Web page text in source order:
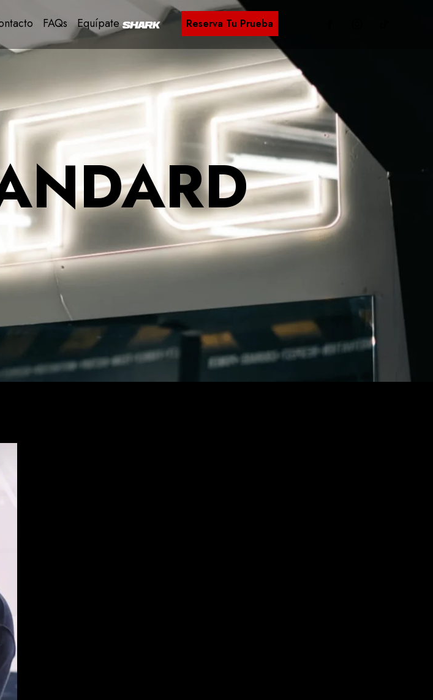
FAQs Equípate Reserva Tu Prueba